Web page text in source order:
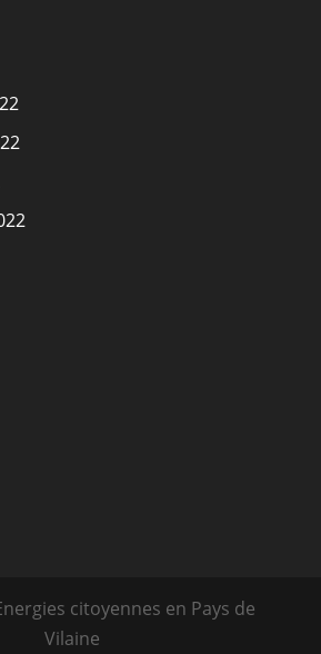
citoyennes en Pays de
Vilaine